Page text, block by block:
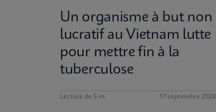
Un organisme à but non
lucratif au Vietnam lutte
pour mettre fin à la
tuberculose
Lecture de 5 m 17 septembre 2024